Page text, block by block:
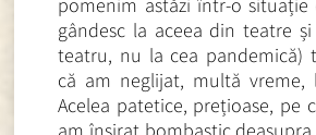
gândesc la aceea din teatre
teatru, nu la cea pandemică)
că am neglijat, multă vreme,
Acelea patetice, prețioase, pe
am înșirat bombastic